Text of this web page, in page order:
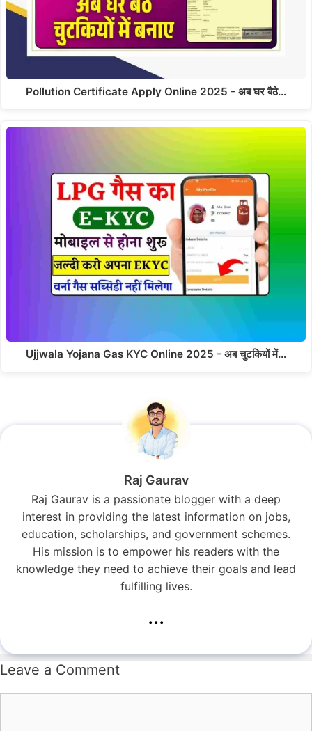
Pollution Certificate Apply Online 2025 - अब घर बैठे…
Ujjwala Yojana Gas KYC Online 2025 - अब चुटकियों में…
Raj Gaurav
Raj Gaurav is a passionate blogger with a deep
interest in providing the latest information on jobs,
education, scholarships, and government schemes.
His mission is to empower his readers with the
knowledge they need to achieve their goals and lead
fulfilling lives.
...
Leave a Comment